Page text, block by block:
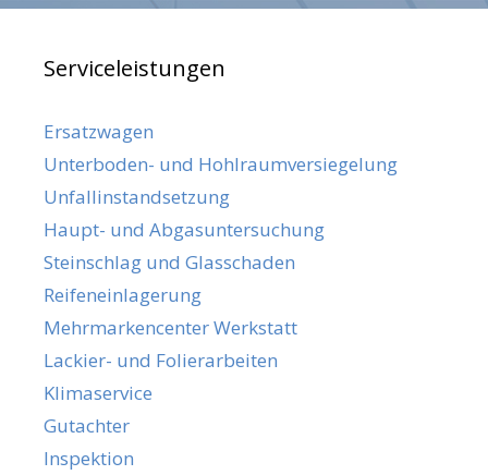
Serviceleistungen
Ersatzwagen
Unterboden- und Hohlraumversiegelung
Unfallinstandsetzung
Haupt- und Abgasuntersuchung
Steinschlag und Glasschaden
Reifeneinlagerung
Mehrmarkencenter Werkstatt
Lackier- und Folierarbeiten
Klimaservice
Gutachter
Inspektion